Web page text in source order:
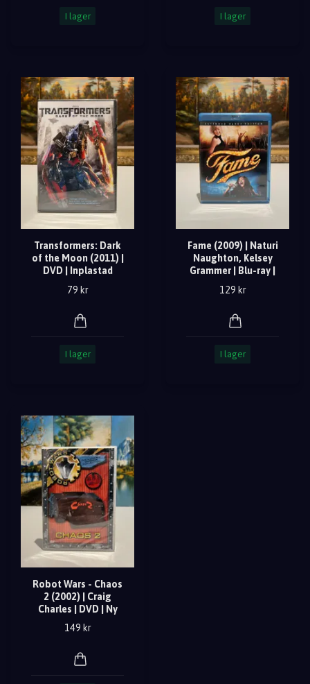
I lager I lager
Transformers: Dark
of the Moon (2011) |
DVD | Inplastad
79 kr
I lager
Fame (2009) | Naturi
Naughton, Kelsey
Grammer | Blu-ray |
129 kr
I lager
Robot Wars - Chaos
2 (2002) | Craig
Charles | DVD | Ny
149 kr